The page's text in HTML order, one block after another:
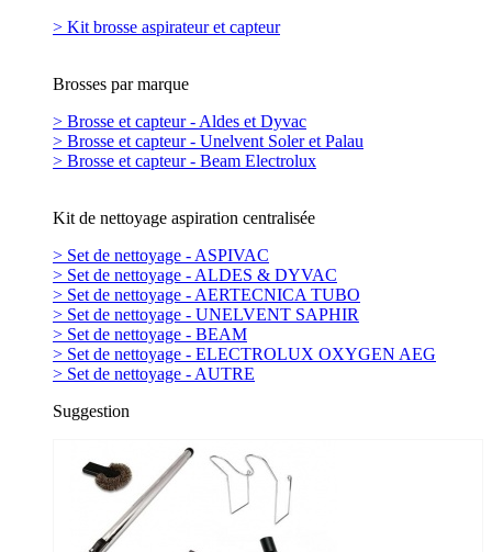
> Kit brosse aspirateur et capteur
Brosses par marque
> Brosse et capteur - Aldes et Dyvac
> Brosse et capteur - Unelvent Soler et Palau
> Brosse et capteur - Beam Electrolux
Kit de nettoyage aspiration centralisée
> Set de nettoyage - ASPIVAC
> Set de nettoyage - ALDES & DYVAC
> Set de nettoyage - AERTECNICA TUBO
> Set de nettoyage - UNELVENT SAPHIR
> Set de nettoyage - BEAM
> Set de nettoyage - ELECTROLUX OXYGEN AEG
> Set de nettoyage - AUTRE
Suggestion